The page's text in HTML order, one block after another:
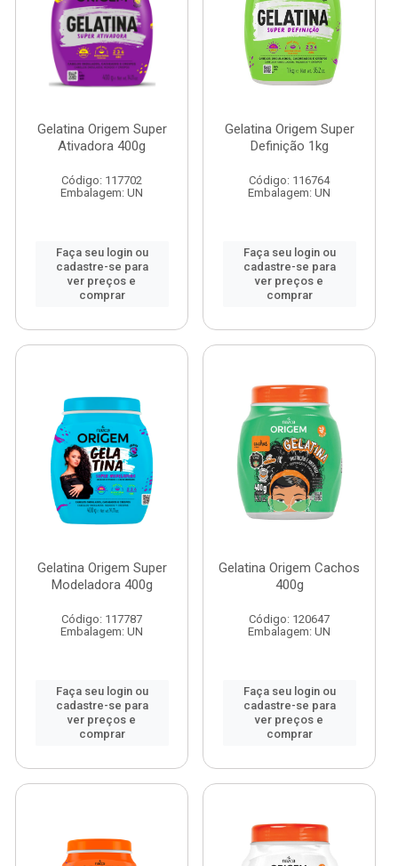
Gelatina Origem Super
Ativadora 400g
Código: 117702
Embalagem: UN
Faça seu login ou
cadastre-se para
ver preços e
comprar
Gelatina Origem Super
Definição 1kg
Código: 116764
Embalagem: UN
Faça seu login ou
cadastre-se para
ver preços e
comprar
Gelatina Origem Super
Modeladora 400g
Código: 117787
Embalagem: UN
Faça seu login ou
cadastre-se para
ver preços e
comprar
Gelatina Origem Cachos
400g
Código: 120647
Embalagem: UN
Faça seu login ou
cadastre-se para
ver preços e
comprar